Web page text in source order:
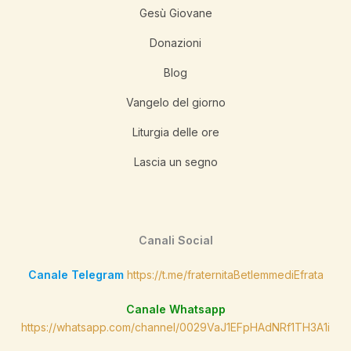
Gesù Giovane
Donazioni
Blog
Vangelo del giorno
Liturgia delle ore
Lascia un segno
Canali Social
Canale Telegram https://t.me/fraternitaBetlemmediEfrata
Canale Whatsapp
https://whatsapp.com/channel/0029VaJ1EFpHAdNRf1TH3A1i